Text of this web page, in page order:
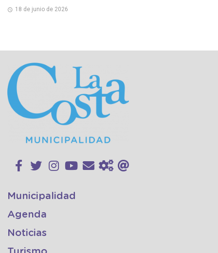
18 de junio de 2026
Municipalidad
Agenda
Noticias